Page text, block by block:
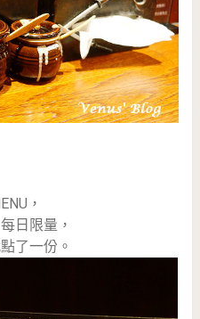
，
日限量，
了一份。